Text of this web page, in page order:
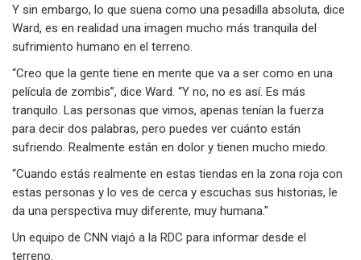
Y sin embargo, lo que suena como una pesadilla absoluta, dice
Ward, es en realidad una imagen mucho más tranquila del
sufrimiento humano en el terreno.
“Creo que la gente tiene en mente que va a ser como en una
película de zombis”, dice Ward. “Y no, no es así. Es más
tranquilo. Las personas que vimos, apenas tenían la fuerza
para decir dos palabras, pero puedes ver cuánto están
sufriendo. Realmente están en dolor y tienen mucho miedo.
“Cuando estás realmente en estas tiendas en la zona roja con
estas personas y lo ves de cerca y escuchas sus historias, le
da una perspectiva muy diferente, muy humana."
Un equipo de CNN viajó a la RDC para informar desde el
terreno.